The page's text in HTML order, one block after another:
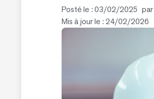
Posté le :03/02/2025 par
Mis à jour le : 24/02/2026